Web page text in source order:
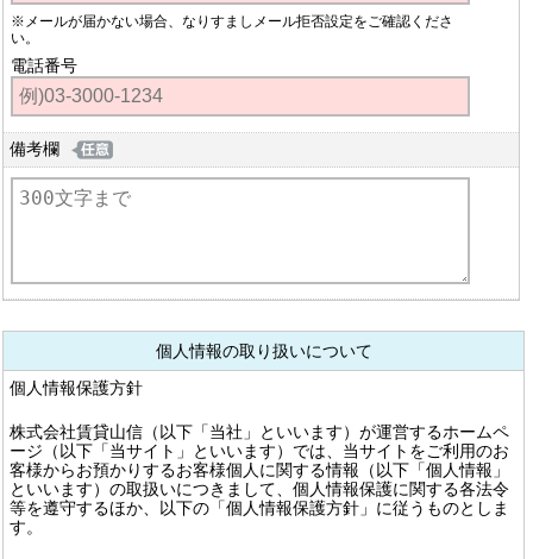
※メールが届かない場合、なりすましメール拒否設定をご確認くださ
い。
電話番号
備考欄
個人情報の取り扱いについて
個人情報保護方針
株式会社賃貸山信（以下「当社」といいます）が運営するホームペ
ージ（以下「当サイト」といいます）では、当サイトをご利用のお
客様からお預かりするお客様個人に関する情報（以下「個人情報」
といいます）の取扱いにつきまして、個人情報保護に関する各法令
等を遵守するほか、以下の「個人情報保護方針」に従うものとしま
す。